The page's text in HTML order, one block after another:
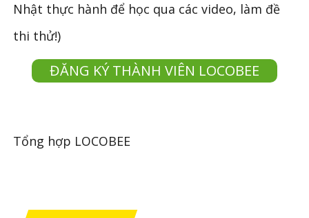
Nhật thực hành để học qua các video, làm đề
thi thử!)
ĐĂNG KÝ THÀNH VIÊN LOCOBEE
Tổng hợp LOCOBEE